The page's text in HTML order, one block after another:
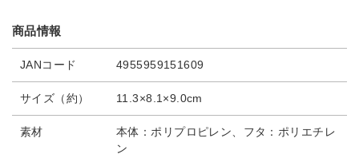
商品情報
JANコード 4955959151609
サイズ（約） 11.3×8.1×9.0cm
素材
本体：ポリプロピレン、フタ：ポリエチレ
ン